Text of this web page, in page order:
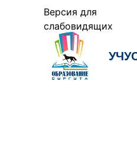
Версия для
слабовидящих